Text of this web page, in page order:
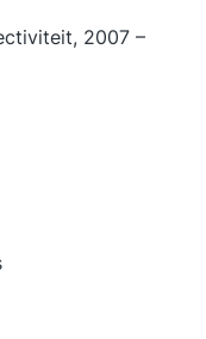
2007 –